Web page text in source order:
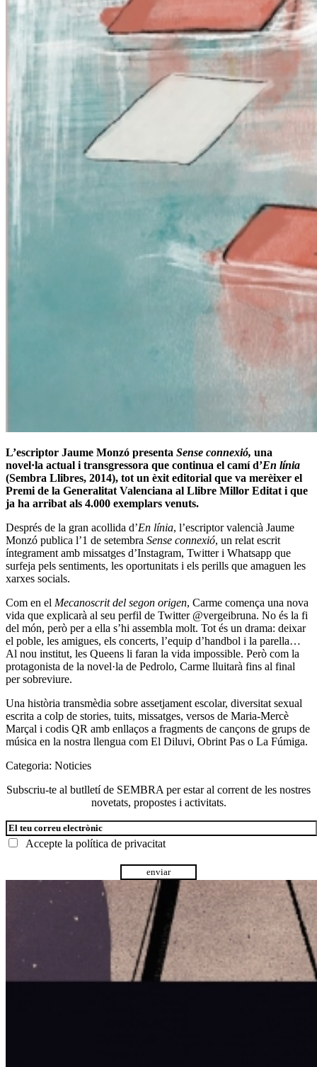
L’escriptor Jaume Monzó presenta Sense connexió, una
novel·la actual i transgressora que continua el camí d’En línia
(Sembra Llibres, 2014), tot un èxit editorial que va merèixer el
Premi de la Generalitat Valenciana al Llibre Millor Editat i que
ja ha arribat als 4.000 exemplars venuts.
Després de la gran acollida d’En línia, l’escriptor valencià Jaume
Monzó publica l’1 de setembra Sense connexió, un relat escrit
íntegrament amb missatges d’Instagram, Twitter i Whatsapp que
surfeja pels sentiments, les oportunitats i els perills que amaguen les
xarxes socials.
Com en el Mecanoscrit del segon origen, Carme comença una nova
vida que explicarà al seu perfil de Twitter @vergeibruna. No és la fi
del món, però per a ella s’hi assembla molt. Tot és un drama: deixar
el poble, les amigues, els concerts, l’equip d’handbol i la parella…
Al nou institut, les Queens li faran la vida impossible. Però com la
protagonista de la novel·la de Pedrolo, Carme lluitarà fins al final
per sobreviure.
Una història transmèdia sobre assetjament escolar, diversitat sexual
escrita a colp de stories, tuits, missatges, versos de Maria-Mercè
Marçal i codis QR amb enllaços a fragments de cançons de grups de
música en la nostra llengua com El Diluvi, Obrint Pas o La Fúmiga.
Categoria: Noticies
Subscriu-te al butlletí de SEMBRA per estar al corrent de les nostres
novetats, propostes i activitats.
Accepte la política de privacitat